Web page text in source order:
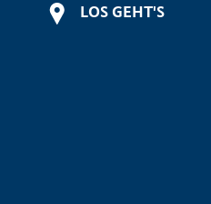
LOS GEHT'S